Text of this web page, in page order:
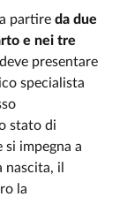
partire da due
e nei tre
presentare
specialista
stato di
si impegna a
nascita, il
la